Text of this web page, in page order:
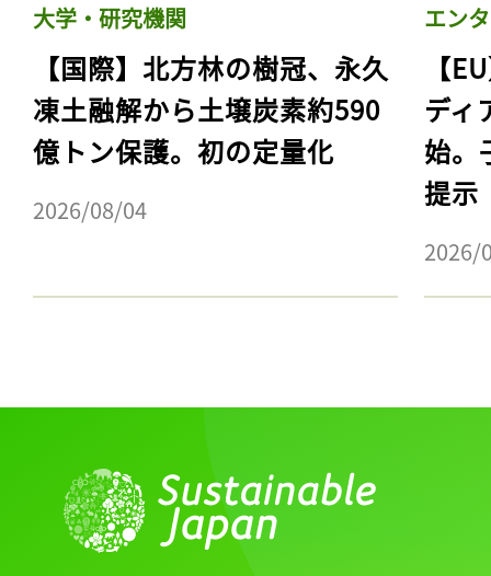
大学・研究機関
【国際】北方林の樹冠、永久
凍土融解から土壌炭素約590
億トン保護。初の定量化
2026/08/04
エン
【
ディ
始。
提示
2026/